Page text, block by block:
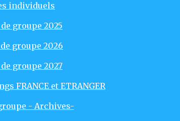
individuels
groupe 2025
groupe 2026
groupe 2027
FRANCE et ETRANGER
- Archives-